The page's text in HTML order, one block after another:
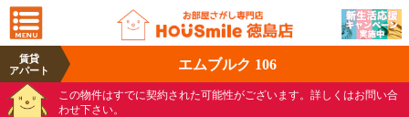
賃貸
アパート
エムブルク 106
この物件はすでに契約された可能性がございます。詳しくはお問い合
わせ下さい。